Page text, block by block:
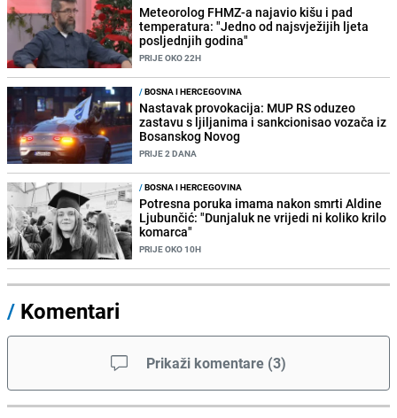
Meteorolog FHMZ-a najavio kišu i pad
temperatura: "Jedno od najsvježijih ljeta
posljednjih godina"
PRIJE OKO 22H
/BOSNA I HERCEGOVINA
Nastavak provokacija: MUP RS oduzeo
zastavu s ljiljanima i sankcionisao vozača iz
Bosanskog Novog
PRIJE 2 DANA
/BOSNA I HERCEGOVINA
Potresna poruka imama nakon smrti Aldine
Ljubunčić: "Dunjaluk ne vrijedi ni koliko krilo
komarca"
PRIJE OKO 10H
/ Komentari
Prikaži komentare (3)